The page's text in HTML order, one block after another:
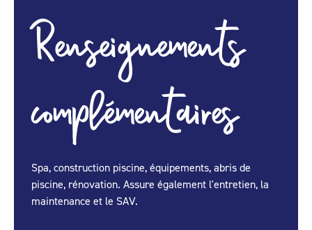
Renseignements
complémentaires
Spa, construction piscine, équipements, abris de
piscine, rénovation. Assure également l'entretien, la
maintenance et le SAV.